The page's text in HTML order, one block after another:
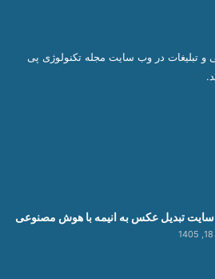
و تبلیغات در وب سایت مجله تکنولوژی پی
سایت تبدیل عکس به انیمه با هوش مصنوعی